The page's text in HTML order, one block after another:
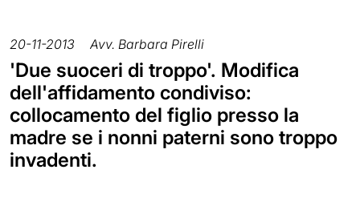
20-11-2013 Avv. Barbara Pirelli
'Due suoceri di troppo'. Modifica
dell'affidamento condiviso:
collocamento del figlio presso la
madre se i nonni paterni sono troppo
invadenti.